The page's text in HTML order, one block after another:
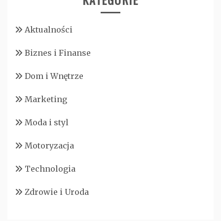
Aktualności
Biznes i Finanse
Dom i Wnętrze
Marketing
Moda i styl
Motoryzacja
Technologia
Zdrowie i Uroda